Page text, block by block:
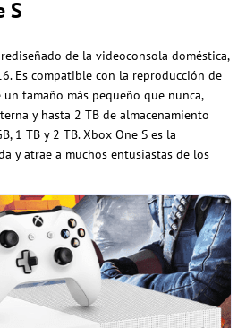
S
de la videoconsola doméstica,
Es compatible con la reproducción de
tamaño más pequeño que nunca,
y hasta 2 TB de almacenamiento
1 TB y 2 TB. Xbox One S es la
y atrae a muchos entusiastas de los